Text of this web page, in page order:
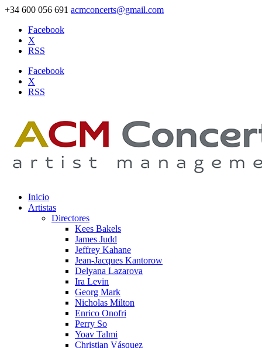
+34 600 056 691 acmconcerts@gmail.com
Facebook
X
RSS
Facebook
X
RSS
Inicio
Artistas
Directores
Kees Bakels
James Judd
Jeffrey Kahane
Jean-Jacques Kantorow
Delyana Lazarova
Ira Levin
Georg Mark
Nicholas Milton
Enrico Onofri
Perry So
Yoav Talmi
Christian Vásquez